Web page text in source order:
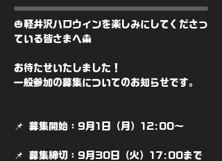
🎃軽井沢ハロウィンを楽しみにしてくださっ
ている皆さまへ👻
お待たせいたしました！
一般参加の募集についてのお知らせです。
📌 募集開始：9月1日（月）12:00〜
📌 募集締切：9月30日（火）17:00まで